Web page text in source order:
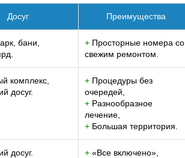
Досуг Преимущества
бани,
+ Просторные номера со
свежим ремонтом.
комплекс,
досуг.
+ Процедуры без
очередей,
+ Разнообразное
лечение,
+ Большая территория.
досуг. + «Все включено»,